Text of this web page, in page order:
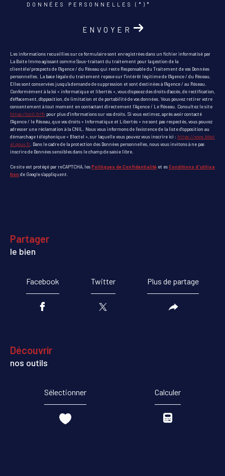
DONNÉES PERSONNELLES (*)*
ENVOYER
Les informations recueillies sur ce formulaire sont enregistrées dans un fichier informatisé par
La Boite Immo agissant comme Sous-traitant du traitement pour la gestion de la
clientèle/prospects de l'Agence / du Réseau qui reste Responsable du Traitement de vos Données
personnelles. La base légale du traitement repose sur l'intérêt légitime de l'Agence / du Réseau.
Elles sont conservées jusqu'à demande de suppression et sont destinées à l'Agence / au Réseau.
Conformément à la loi « informatique et libertés », vous disposez des droits d’accès, de rectification,
d’effacement, d’opposition, de limitation et de portabilité de vos données. Vous pouvez retirer votre
consentement à tout moment en contactant directement l’Agence / Le Réseau. Consultez le site
https://cnil.fr/fr pour plus d’informations sur vos droits. Si vous estimez, après avoir contacté
l'Agence / le Réseau, que vos droits « Informatique et Libertés » ne sont pas respectés, vous pouvez
adresser une réclamation à la CNIL. Nous vous informons de l’existence de la liste d'opposition au
démarchage téléphonique « Bloctel », sur laquelle vous pouvez vous inscrire ici : https://www.bloct
el.gouv.fr . Dans le cadre de la protection des Données personnelles, nous vous invitons à ne pas
inscrire de Données sensibles dans le champ de saisie libre.
Ce site est protégé par reCAPTCHA, lesPolitiques de Confidentialité et esConditions d'utilisa
tion de Google s'appliquent.
partager
le bien
Facebook Twitter Plus de partage
découvrir
nos outils
Sélectionner Calculer